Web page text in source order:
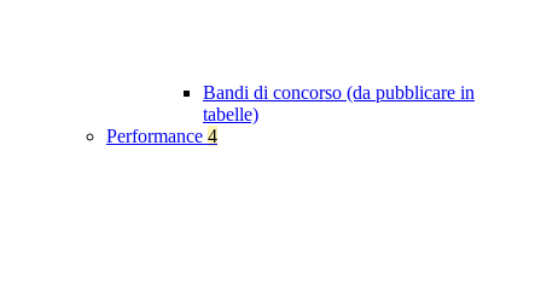
Bandi di concorso (da pubblicare in
tabelle)
Performance 4